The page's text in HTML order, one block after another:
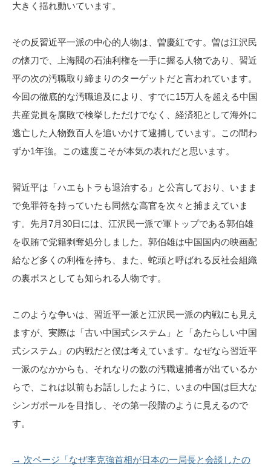
大きく揺れ動いています。
その反習近平一派の中心的人物は、曽慶紅です。曽は江沢民
の懐刀で、上海閥の石油利権を一手に握る人物であり、習近
平の次の汚職取り締まりのターゲットだと言われています。
今回の徹底的な汚職追及により、すでに15万人を超える中国
共産党員を腐敗で検挙しただけでなく、経済犯として海外に
逃亡した人物数百人を追いかけて逮捕しています。この間わ
ずか1年強。この速度こそが本気の表れだと思います。
習近平は「ハエもトラも退治する」と公言しており、いまま
で免罪符を持っていたも同然な高官を次々と捕まえていま
す。先月7月30日には、江沢民一派で軍トップである郭伯雄
を収賄で党籍剥奪処分しました。郭伯雄は中国国内の映画配
給など多くの利権を持ち、また、蛇頭と呼ばれる反社会組織
の裏ボスとしても知られる人物です。
このような争いは、習近平一派と江沢民一派の内戦にも見え
ますが、実際は「古い中国式システム」と「あたらしい中国
式システム」の内戦だと僕は考えています。なぜなら習近平
一派のなかからも、それなりの数の汚職逮捕者が出ているか
らで、これは以前もお話ししたように、いまの中国は巨大な
シンガポールを目指し、その第一段階のように見えるので
す。
→ 次ページ「なぜ李克強首相が日本の一局長と会談したの